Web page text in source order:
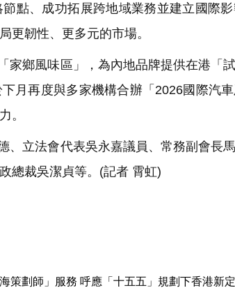
點、成功拓展跨地域業務並建立國際
更韌性、更多元的市場。
鄉風味區」，為內地品牌提供在港「
月再度與多家機構合辦「2026國際汽
。
立法會代表吳永嘉議員、常務副會長
總裁吳潔貞等。(記者 霄虹)